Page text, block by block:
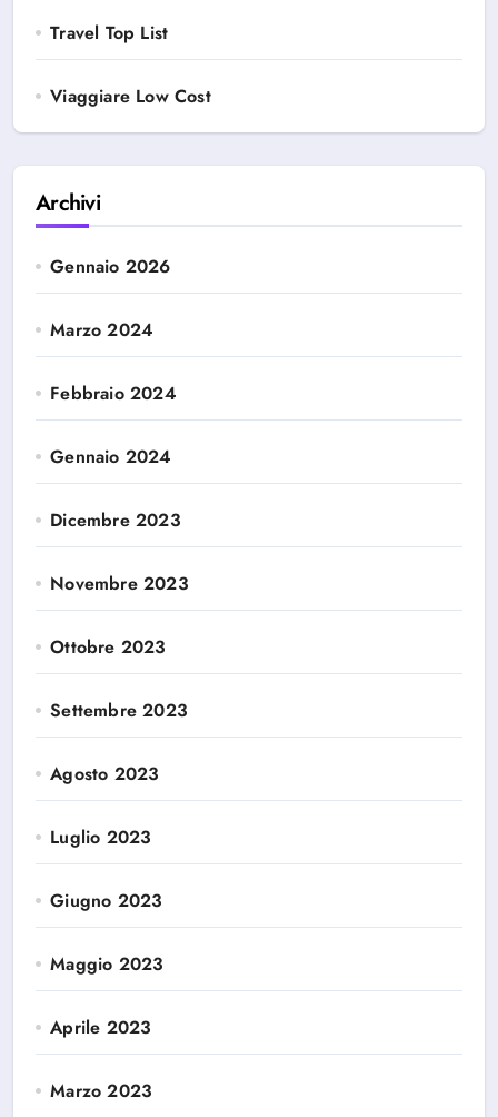
Travel Top List
Viaggiare Low Cost
Archivi
Gennaio 2026
Marzo 2024
Febbraio 2024
Gennaio 2024
Dicembre 2023
Novembre 2023
Ottobre 2023
Settembre 2023
Agosto 2023
Luglio 2023
Giugno 2023
Maggio 2023
Aprile 2023
Marzo 2023